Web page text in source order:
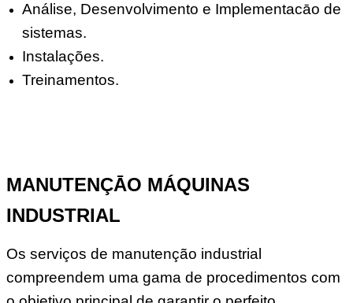
Análise, Desenvolvimento e Implementacāo de
sistemas.
Instalações.
Treinamentos.
MANUTENÇĀO MÁQUINAS
INDUSTRIAL
Os serviços de manutenção industrial
compreendem uma gama de procedimentos com